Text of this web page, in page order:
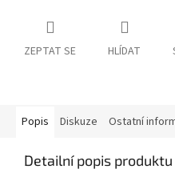
ZEPTAT SE HLÍDAT
Popis Diskuze Ostatní
Detailní popis produktu